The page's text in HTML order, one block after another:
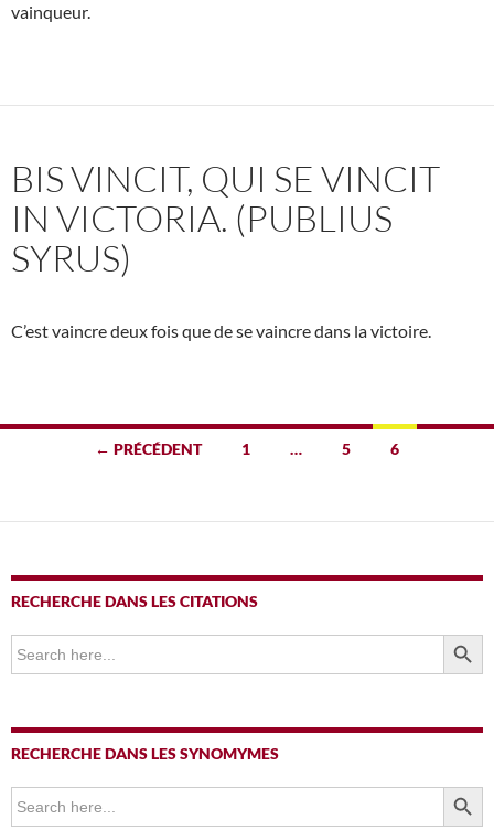
vainqueur.
BIS VINCIT, QUI SE VINCIT
IN VICTORIA. (PUBLIUS
SYRUS)
C’est vaincre deux fois que de se vaincre dans la victoire.
Navigation
articles
← PRÉCÉDENT 1 … 5 6
RECHERCHE DANS LES CITATIONS
Search
for:
SEARCH
RECHERCHE DANS LES SYNOMYMES
Search
for:
SEARCH